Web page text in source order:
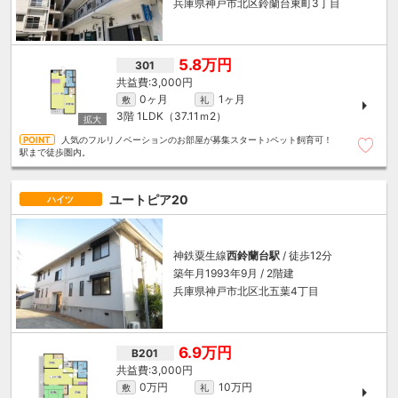
兵庫県神戸市北区鈴蘭台東町3丁目
301 5.8万円
3,000円
敷 0ヶ月 礼
1ヶ月
3階 1LDK（37.11ｍ 2）
人気のフルリノベーションのお部屋が募集スタート♪ペット飼育可！
駅まで徒歩圏内。
ハイツ ユートピア20
神鉄粟生線西鈴蘭台駅 / 徒歩12分
築年月1993年9月 / 2階建
兵庫県神戸市北区北五葉4丁目
B201 6.9万円
3,000円
敷 0万円 礼
10万円